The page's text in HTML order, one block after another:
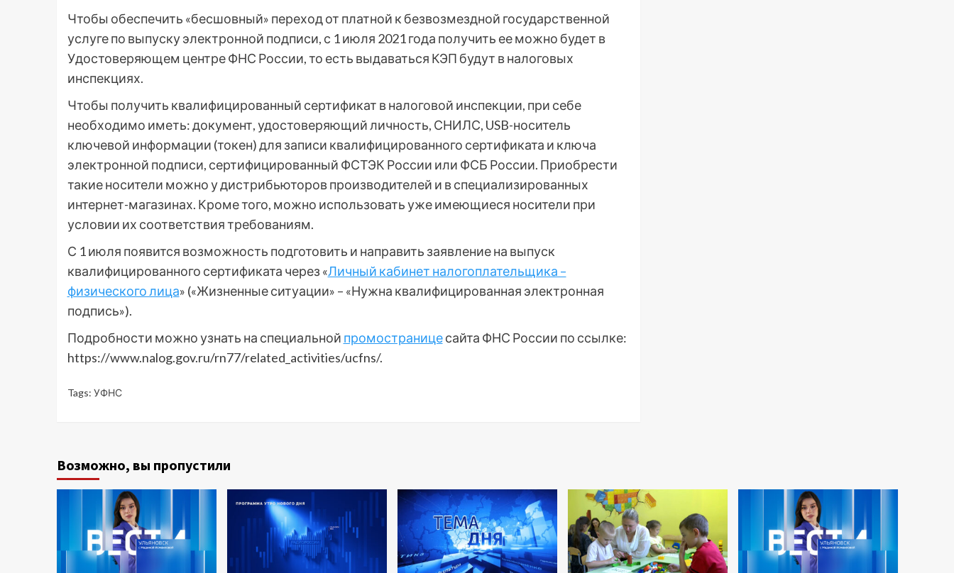
Чтобы обеспечить «бесшовный» переход от платной к безвозмездной государственной
услуге по выпуску электронной подписи, с 1 июля 2021 года получить ее можно будет в
Удостоверяющем центре ФНС России, то есть выдаваться КЭП будут в налоговых
инспекциях.
Чтобы получить квалифицированный сертификат в налоговой инспекции, при себе
необходимо иметь: документ, удостоверяющий личность, СНИЛС, USB-носитель
ключевой информации (токен) для записи квалифицированного сертификата и ключа
электронной подписи, сертифицированный ФСТЭК России или ФСБ России. Приобрести
такие носители можно у дистрибьюторов производителей и в специализированных
интернет-магазинах. Кроме того, можно использовать уже имеющиеся носители при
условии их соответствия требованиям.
С 1 июля появится возможность подготовить и направить заявление на выпуск
квалифицированного сертификата через «Личный кабинет налогоплательщика –
физического лица» («Жизненные ситуации» – «Нужна квалифицированная электронная
подпись»).
Подробности можно узнать на специальной промостраницесайта ФНС России по ссылке:
https://www.nalog.gov.ru/rn77/related_activities/ucfns/.
Tags: УФНС
Возможно, вы пропустили